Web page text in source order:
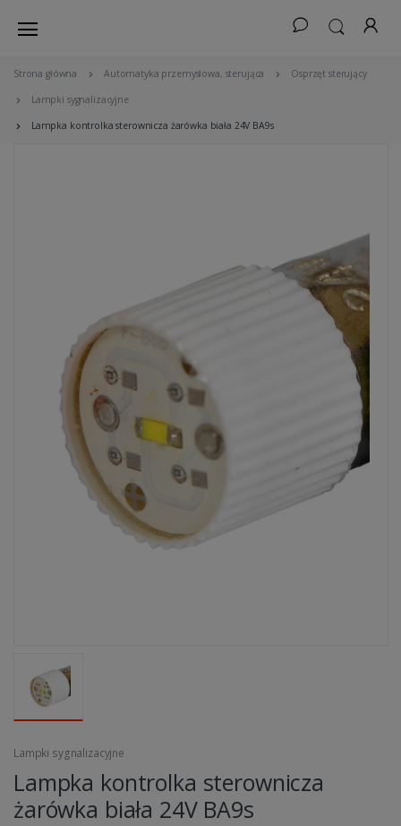
Strona główna Automatyka przemysłowa, sterująca Osprzęt sterujący
Lampki sygnalizacyjne
Lampka kontrolka sterownicza żarówka biała 24V BA9s
Lampki sygnalizacyjne
Lampka kontrolka sterownicza
żarówka biała 24V BA9s